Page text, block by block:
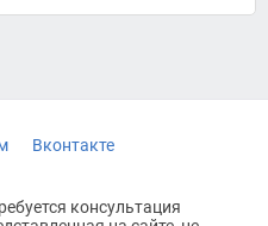
Вконтакте
консультация